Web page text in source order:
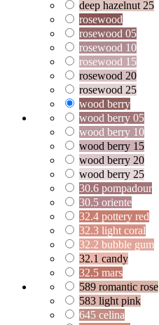
deep hazelnut 25
rosewood
rosewood 05
rosewood 10
rosewood 15
rosewood 20
rosewood 25
wood berry
wood berry 05
wood berry 10
wood berry 15
wood berry 20
wood berry 25
30.6 pompadour
30.5 oriente
32.4 pottery red
32.3 light coral
32.2 bubble gum
32.1 candy
32.5 mars
589 romantic rose
583 light pink
645 celina